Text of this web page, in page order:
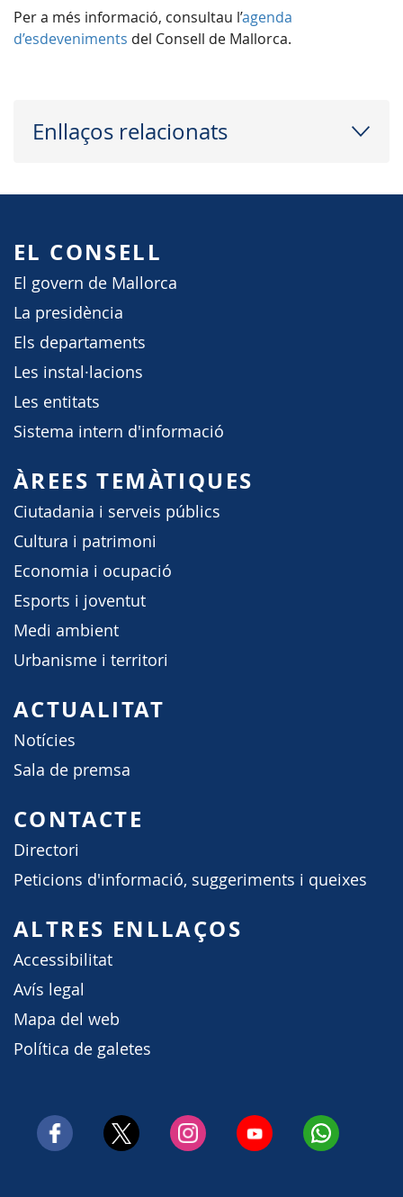
Per a més informació, consultau l’agenda
d’esdeveniments del Consell de Mallorca.
Enllaços relacionats
EL CONSELL
El govern de Mallorca
La presidència
Els departaments
Les instal·lacions
Les entitats
Sistema intern d'informació
ÀREES TEMÀTIQUES
Ciutadania i serveis públics
Cultura i patrimoni
Economia i ocupació
Esports i joventut
Medi ambient
Urbanisme i territori
ACTUALITAT
Notícies
Sala de premsa
CONTACTE
Directori
Peticions d'informació, suggeriments i queixes
ALTRES ENLLAÇOS
Accessibilitat
Avís legal
Mapa del web
Política de galetes